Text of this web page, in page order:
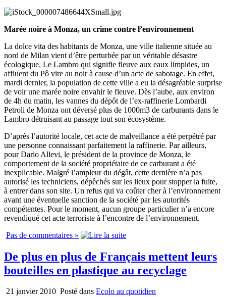
Marée noire à Monza, un crime contre l’environnement
La dolce vita des habitants de Monza, une ville italienne située au
nord de Milan vient d’être perturbée par un véritable désastre
écologique. Le Lambro qui signifie fleuve aux eaux limpides, un
affluent du Pô vire au noir à cause d’un acte de sabotage. En effet,
mardi dernier, la population de cette ville a eu la désagréable surprise
de voir une marée noire envahir le fleuve. Dès l’aube, aux environ
de 4h du matin, les vannes du dépôt de l’ex-raffinerie Lombardi
Petroli de Monza ont déversé plus de 1000m3 de carburants dans le
Lambro détruisant au passage tout son écosystème.
D’après l’autorité locale, cet acte de malveillance a été perpétré par
une personne connaissant parfaitement la raffinerie. Par ailleurs,
pour Dario Allevi, le président de la province de Monza, le
comportement de la société propriétaire de ce carburant a été
inexplicable. Malgré l’ampleur du dégât, cette dernière n’a pas
autorisé les techniciens, dépêchés sur les lieux pour stopper la fuite,
à entrer dans son site. Un refus qui va coûter cher à l’environnement
avant une éventuelle sanction de la société par les autorités
compétentes. Pour le moment, aucun groupe particulier n’a encore
revendiqué cet acte terroriste à l’encontre de l’environnement.
Pas de commentaires »
De plus en plus de Français mettent leurs
bouteilles en plastique au recyclage
21 janvier 2010 Posté dans Ecolo au quotidien